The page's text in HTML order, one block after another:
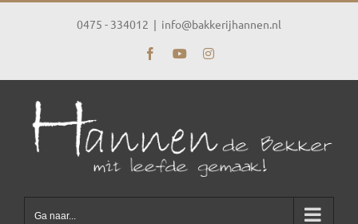
Ga
0475 - 334012 | info@bakkerijhannen.nl
FacebookYouTubeInstagram
Ga naar...